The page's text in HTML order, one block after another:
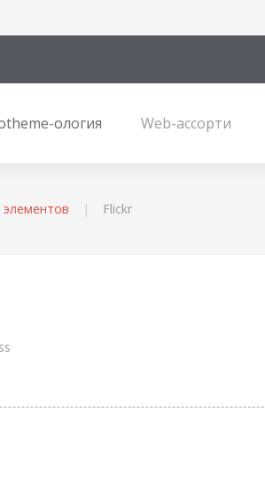
ология Web-ассорти
Flickr